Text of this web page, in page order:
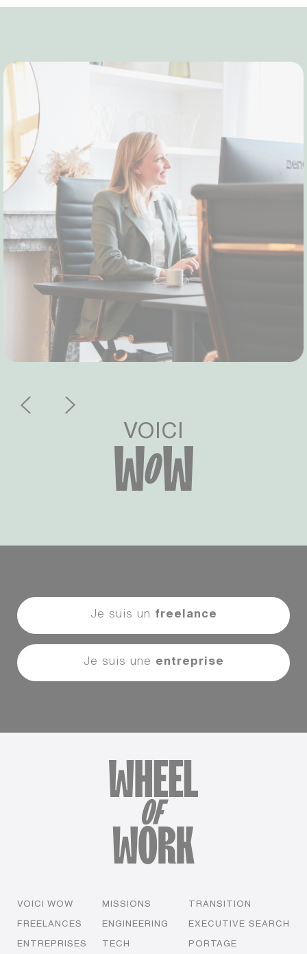
VOICI
Je suis un freelance
Je suis une entreprise
VOICI WOW
FREELANCES
ENTREPRISES
MISSIONS
ENGINEERING
TECH
TRANSITION
EXECUTIVE SEARCH
PORTAGE